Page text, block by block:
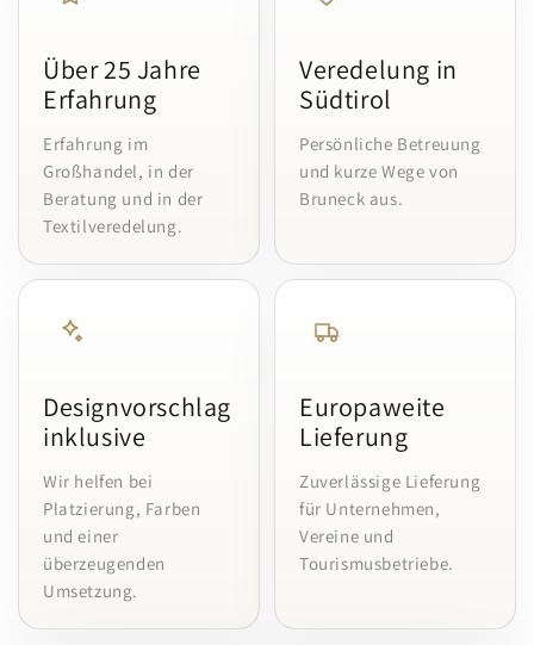
Über 25 Jahre
Erfahrung
Erfahrung im
Großhandel, in der
Beratung und in der
Textilveredelung.
Veredelung in
Südtirol
Persönliche Betreuung
und kurze Wege von
Bruneck aus.
Designvorschlag
inklusive
Wir helfen bei
Platzierung, Farben
und einer
überzeugenden
Umsetzung.
Europaweite
Lieferung
Zuverlässige Lieferung
für Unternehmen,
Vereine und
Tourismusbetriebe.